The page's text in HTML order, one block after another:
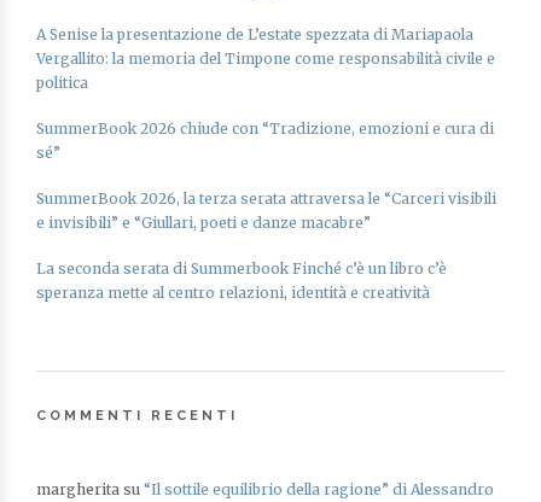
A Senise la presentazione de L’estate spezzata di Mariapaola
Vergallito: la memoria del Timpone come responsabilità civile e
politica
SummerBook 2026 chiude con “Tradizione, emozioni e cura di
sé”
SummerBook 2026, la terza serata attraversa le “Carceri visibili
e invisibili” e “Giullari, poeti e danze macabre”
La seconda serata di Summerbook Finché c’è un libro c’è
speranza mette al centro relazioni, identità e creatività
COMMENTI RECENTI
margherita su “Il sottile equilibrio della ragione” di Alessandro